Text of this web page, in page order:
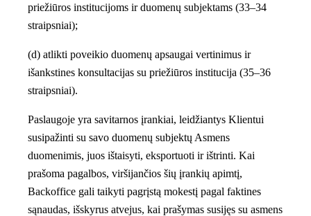
priežiūros institucijoms ir duomenų subjektams (33–34
straipsniai);
(d) atlikti poveikio duomenų apsaugai vertinimus ir
išankstines konsultacijas su priežiūros institucija (35–36
straipsniai).
Paslaugoje yra savitarnos įrankiai, leidžiantys Klientui
susipažinti su savo duomenų subjektų Asmens
duomenimis, juos ištaisyti, eksportuoti ir ištrinti. Kai
prašoma pagalbos, viršijančios šių įrankių apimtį,
Backoffice gali taikyti pagrįstą mokestį pagal faktines
sąnaudas, išskyrus atvejus, kai prašymas susijęs su asmens